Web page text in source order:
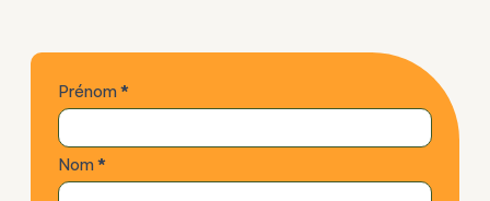
C
o
n
t
a
Prénom*
Nom*